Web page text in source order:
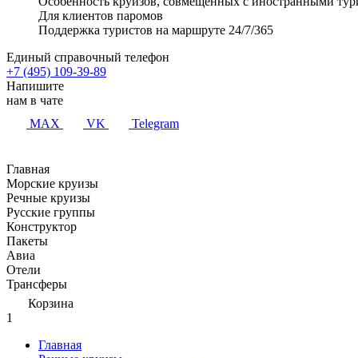
Для клиентов паромов
Поддержка туристов на маршруте 24/7/365
Единый справочный телефон
+7 (495) 109-39-89
Напишите
нам в чате
MAX
VK Telegram
Главная
Морские круизы
Речные круизы
Русские группы
Конструктор
Пакеты
Авиа
Отели
Трансферы
Корзина
1
Главная